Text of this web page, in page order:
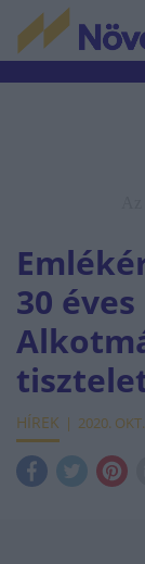
30 éves
HÍREK 2020.